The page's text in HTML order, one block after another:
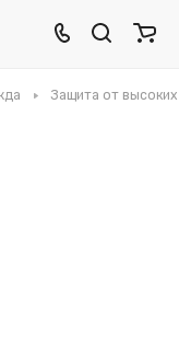
Защита от